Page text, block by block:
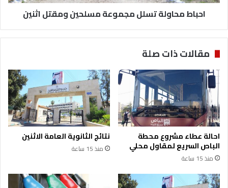
و
ى
ت
و
س
ع
ة
ط
ر
ي
ق
م
ع
ت
ل
م
ج
م
و
ع
ة
م
س
ل
ح
ي
احباط محاولة تسلل مجموعة مسلحين ومقتل اثنين
مقالات ذات صلة
احالة عطاء مشروع محطة
الباص السريع لمقاول محلي
منذ 15 ساعة
نتائج الثانوية العامة الاثنين
منذ 15 ساعة